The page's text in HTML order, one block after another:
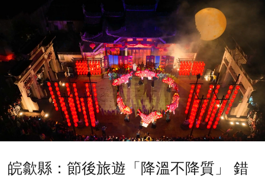
皖歙縣：節後旅遊「降溫不降質」 錯